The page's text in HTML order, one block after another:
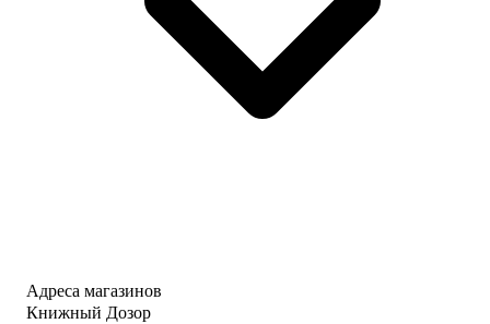
Адреса магазинов
Книжный Дозор